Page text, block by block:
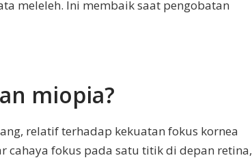
meleleh. Ini membaik saat pengobatan
miopia?
relatif terhadap kekuatan fokus kornea
cahaya fokus pada satu titik di depan retina,